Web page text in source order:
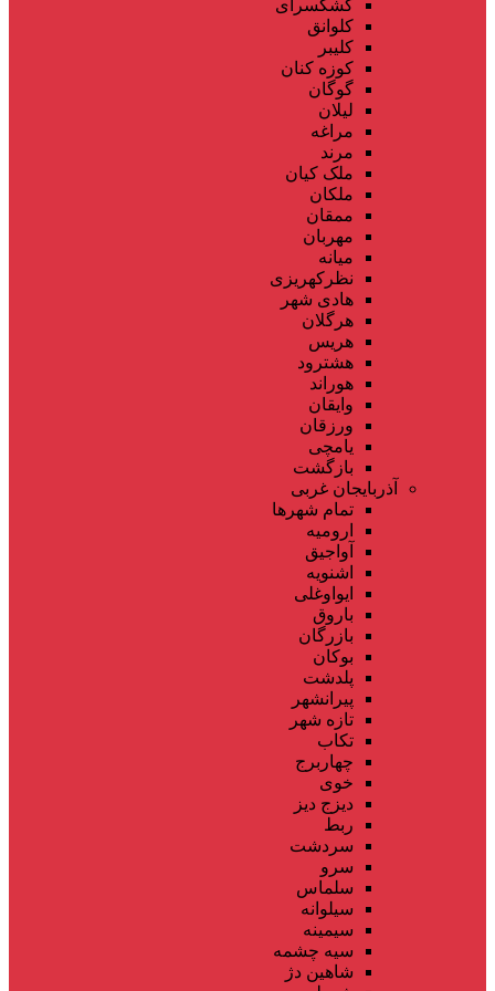
کشکسرای
کلوانق
کلیبر
کوزه کنان
گوگان
لیلان
مراغه
مرند
ملک کیان
ملکان
ممقان
مهربان
میانه
نظرکهریزی
هادی شهر
هرگلان
هریس
هشترود
هوراند
وایقان
ورزقان
یامچی
بازگشت
آذربایجان غربی
تمام شهر‌ها
ارومیه
آواجیق
اشنویه
ایواوغلی
باروق
بازرگان
بوکان
پلدشت
پیرانشهر
تازه شهر
تکاب
چهاربرج
خوی
دیزج دیز
ربط
سردشت
سرو
سلماس
سیلوانه
سیمینه
سیه چشمه
شاهین دژ